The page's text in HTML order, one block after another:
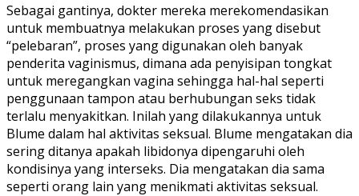
Sebagai gantinya, dokter mereka merekomendasikan
untuk membuatnya melakukan proses yang disebut
“pelebaran”, proses yang digunakan oleh banyak
penderita vaginismus, dimana ada penyisipan tongkat
untuk meregangkan vagina sehingga hal-hal seperti
penggunaan tampon atau berhubungan seks tidak
terlalu menyakitkan. Inilah yang dilakukannya untuk
Blume dalam hal aktivitas seksual. Blume mengatakan dia
sering ditanya apakah libidonya dipengaruhi oleh
kondisinya yang interseks. Dia mengatakan dia sama
seperti orang lain yang menikmati aktivitas seksual.